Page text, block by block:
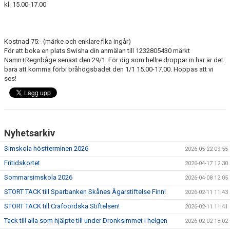
kl. 15.00-17.00
Kostnad 75:- (märke och enklare fika ingår)
För att boka en plats Swisha din anmälan till 1232805430 märkt
Namn+Regnbåge senast den 29/1. För dig som hellre droppar in har är det
bara att komma förbi bråhögsbadet den 1/1 15.00-17.00. Hoppas att vi
ses!
Nyhetsarkiv
Simskola höstterminen 2026 2026-05-22 09:55
Fritidskortet 2026-04-17 12:30
Sommarsimskola 2026 2026-04-08 12:05
STORT TACK till Sparbanken Skånes Ägarstiftelse Finn! 2026-02-11 11:43
STORT TACK till Crafoordska Stiftelsen! 2026-02-11 11:41
Tack till alla som hjälpte till under Dronksimmet i helgen 2026-02-02 18:02